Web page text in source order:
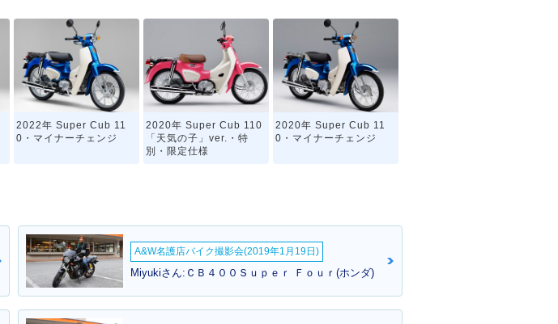
2022年 Super Cub 11
0・マイナーチェンジ
2020年 Super Cub 110
「天気の子」ver.・特
別・限定仕様
2020年 Super Cub 11
0・マイナーチェンジ
2012年 Super Cub 11
0・フルモデルチェンジ
0・カラーチェンジ
0・カラーチェンジ
A&W名護店バイク撮影会(2019年1月19日)
Miyukiさん:ＣＢ４００Ｓｕｐｅｒ Ｆｏｕｒ(ホンダ)